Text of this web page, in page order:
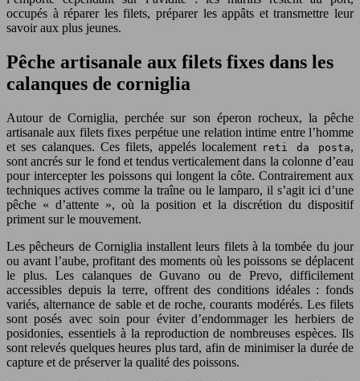
occupés à réparer les filets, préparer les appâts et transmettre leur
savoir aux plus jeunes.
Pêche artisanale aux filets fixes dans les
calanques de corniglia
Autour de Corniglia, perchée sur son éperon rocheux, la pêche
artisanale aux filets fixes perpétue une relation intime entre l’homme
et ses calanques. Ces filets, appelés localement reti da posta,
sont ancrés sur le fond et tendus verticalement dans la colonne d’eau
pour intercepter les poissons qui longent la côte. Contrairement aux
techniques actives comme la traîne ou le lamparo, il s’agit ici d’une
pêche « d’attente », où la position et la discrétion du dispositif
priment sur le mouvement.
Les pêcheurs de Corniglia installent leurs filets à la tombée du jour
ou avant l’aube, profitant des moments où les poissons se déplacent
le plus. Les calanques de Guvano ou de Prevo, difficilement
accessibles depuis la terre, offrent des conditions idéales : fonds
variés, alternance de sable et de roche, courants modérés. Les filets
sont posés avec soin pour éviter d’endommager les herbiers de
posidonies, essentiels à la reproduction de nombreuses espèces. Ils
sont relevés quelques heures plus tard, afin de minimiser la durée de
capture et de préserver la qualité des poissons.